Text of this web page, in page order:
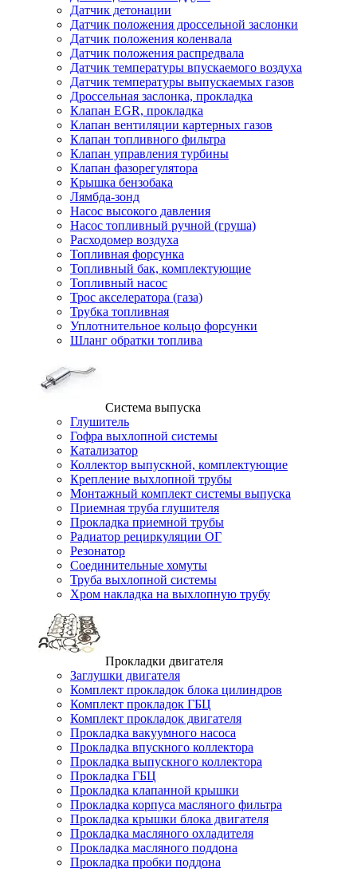
Датчик детонации
Датчик положения дроссельной заслонки
Датчик положения коленвала
Датчик положения распредвала
Датчик температуры впускаемого воздуха
Датчик температуры выпускаемых газов
Дроссельная заслонка, прокладка
Клапан EGR, прокладка
Клапан вентиляции картерных газов
Клапан топливного фильтра
Клапан управления турбины
Клапан фазорегулятора
Крышка бензобака
Лямбда-зонд
Насос высокого давления
Насос топливный ручной (груша)
Расходомер воздуха
Топливная форсунка
Топливный бак, комплектующие
Топливный насос
Трос акселератора (газа)
Трубка топливная
Уплотнительное кольцо форсунки
Шланг обратки топлива
Система выпуска
Глушитель
Гофра выхлопной системы
Катализатор
Коллектор выпускной, комплектующие
Крепление выхлопной трубы
Монтажный комплект системы выпуска
Приемная труба глушителя
Прокладка приемной трубы
Радиатор рециркуляции ОГ
Резонатор
Соединительные хомуты
Труба выхлопной системы
Хром накладка на выхлопную трубу
Прокладки двигателя
Заглушки двигателя
Комплект прокладок блока цилиндров
Комплект прокладок ГБЦ
Комплект прокладок двигателя
Прокладка вакуумного насоса
Прокладка впускного коллектора
Прокладка выпускного коллектора
Прокладка ГБЦ
Прокладка клапанной крышки
Прокладка корпуса масляного фильтра
Прокладка крышки блока двигателя
Прокладка масляного охладителя
Прокладка масляного поддона
Прокладка пробки поддона